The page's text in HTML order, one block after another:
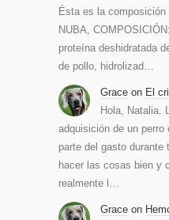
Ésta es la
NUBA,
proteína deshidratada
de pollo, hidrolizad…
Grace on El
Hola, Natalia.
adquisición de un
parte del gasto durante
hacer las cosas bien y
realmente l…
Grace on